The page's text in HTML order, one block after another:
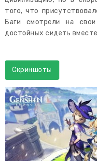
того, что
Баги смотрели на
достойных сидеть
Скриншоты